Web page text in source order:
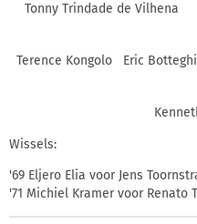
Tonny Trindade de Vilhena
Terence Kongolo Eric
Wissels:
'69 Eljero Elia voor Jens
'71 Michiel Kramer voor Renato